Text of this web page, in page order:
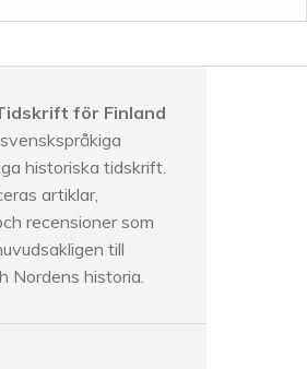
för Finland
historiska tidskrift.
artiklar,
recensioner som
till
Nordens historia.